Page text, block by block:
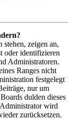
stehen, zeigen an,
oder identifizieren
Administratoren.
Ranges nicht
festgelegt
nur um
dulden dieses
wird
zurücksetzen.